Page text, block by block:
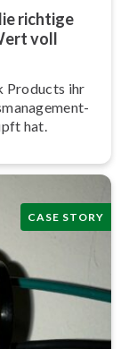
richtige
voll
Products ihr
hat.
CASE STORY